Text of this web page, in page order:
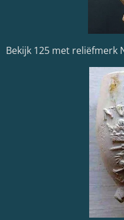
Bekijk 125 met reliëfmerk